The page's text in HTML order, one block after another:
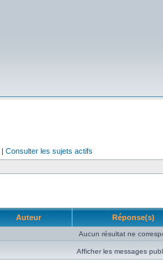
| Consulter les sujets actifs
Auteur Réponse(s)
Aucun résultat ne
Afficher les messages